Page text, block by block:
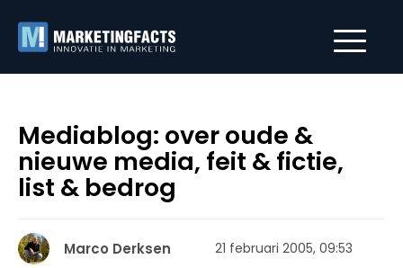
Mediablog: over oude &
nieuwe media, feit & fictie,
list & bedrog
Marco Derksen 21 februari 2005, 09:53